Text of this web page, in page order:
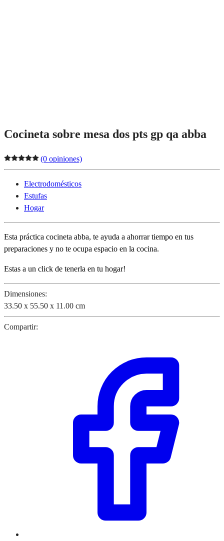
Cocineta sobre mesa dos pts gp qa abba
(0 opiniones)
Electrodomésticos
Estufas
Hogar
Esta práctica cocineta abba, te ayuda a ahorrar tiempo en tus
preparaciones y no te ocupa espacio en la cocina.
Estas a un click de tenerla en tu hogar!
Dimensiones:
33.50 x 55.50 x 11.00 cm
Compartir: